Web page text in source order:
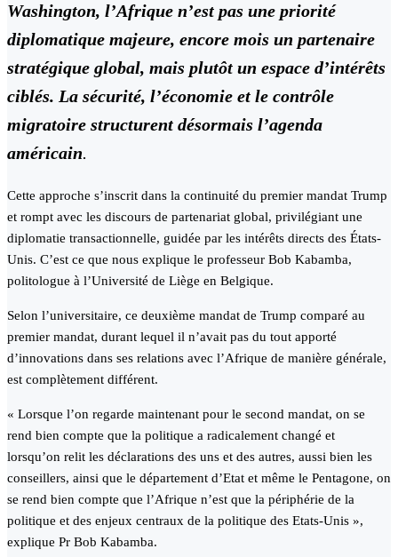
Washington, l’Afrique n’est pas une priorité
diplomatique majeure, encore mois un partenaire
stratégique global, mais plutôt un espace d’intérêts
ciblés. La sécurité, l’économie et le contrôle
migratoire structurent désormais l’agenda
américain.
Cette approche s’inscrit dans la continuité du premier mandat Trump
et rompt avec les discours de partenariat global, privilégiant une
diplomatie transactionnelle, guidée par les intérêts directs des États-
Unis. C’est ce que nous explique le professeur Bob Kabamba,
politologue à l’Université de Liège en Belgique.
Selon l’universitaire, ce deuxième mandat de Trump comparé au
premier mandat, durant lequel il n’avait pas du tout apporté
d’innovations dans ses relations avec l’Afrique de manière générale,
est complètement différent.
« Lorsque l’on regarde maintenant pour le second mandat, on se
rend bien compte que la politique a radicalement changé et
lorsqu’on relit les déclarations des uns et des autres, aussi bien les
conseillers, ainsi que le département d’Etat et même le Pentagone, on
se rend bien compte que l’Afrique n’est que la périphérie de la
politique et des enjeux centraux de la politique des Etats-Unis »,
explique Pr Bob Kabamba.